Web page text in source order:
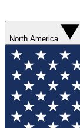
North America